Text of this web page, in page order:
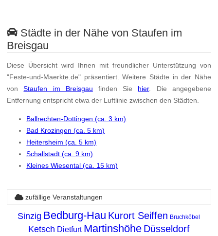
Städte in der Nähe von Staufen im
Breisgau
Diese Übersicht wird Ihnen mit freundlicher Unterstützung von
"Feste-und-Maerkte.de" präsentiert. Weitere Städte in der Nähe
vonStaufen im Breisgau finden Sie hier. Die angegebene
Entfernung entspricht etwa der Luftlinie zwischen den Städten.
Ballrechten-Dottingen (ca. 3 km)
Bad Krozingen (ca. 5 km)
Heitersheim (ca. 5 km)
Schallstadt (ca. 9 km)
Kleines Wiesental (ca. 15 km)
zufällige Veranstaltungen
Sinzig Bedburg-Hau Kurort Seiffen Bruchköbel
Ketsch Dietfurt Martinshöhe Düsseldorf